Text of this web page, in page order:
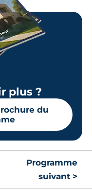
plus ?
du
Programme
suivant >